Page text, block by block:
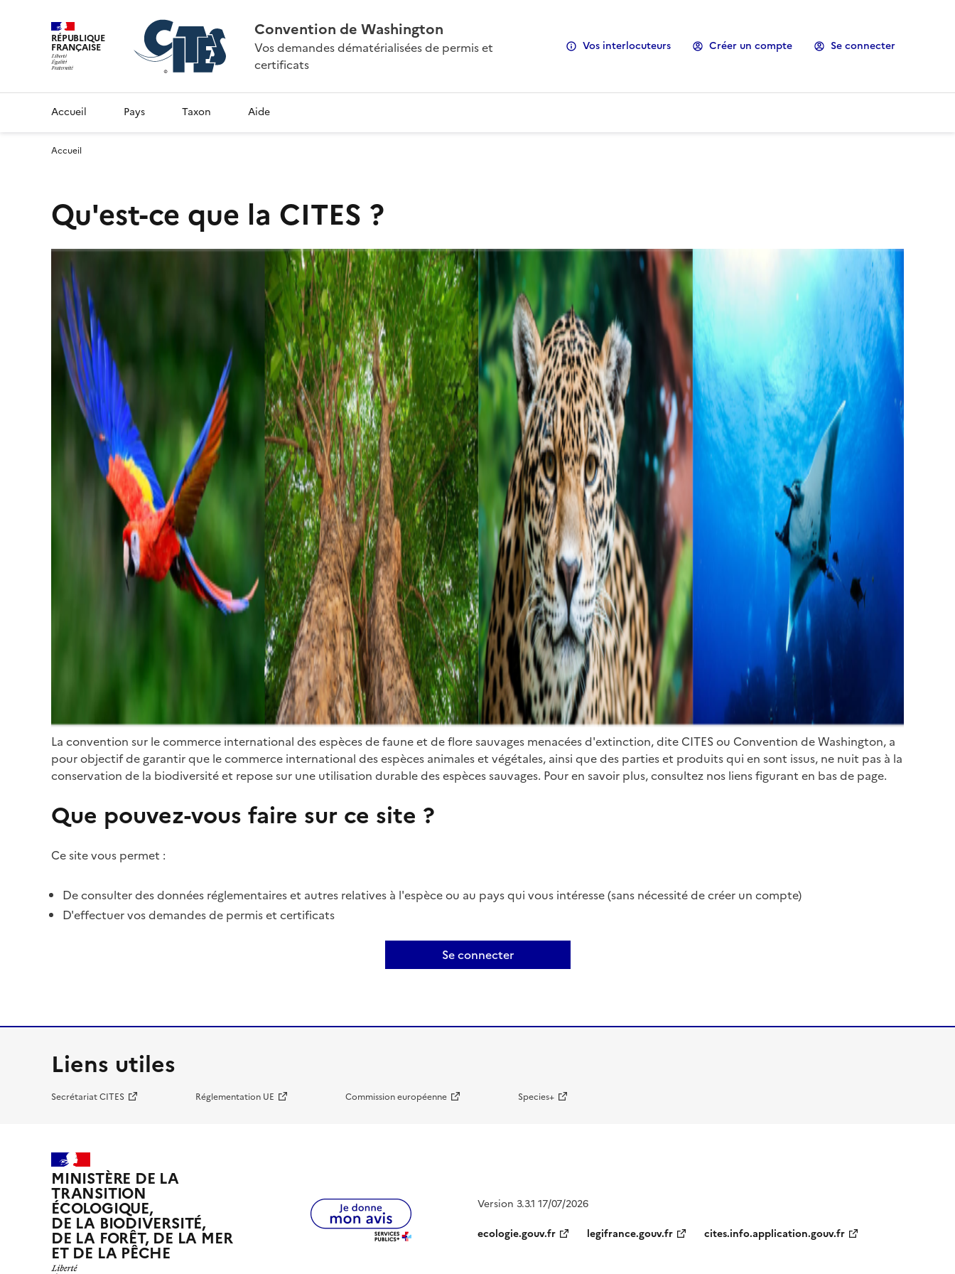
RÉPUBLIQUE
FRANÇAISE
Convention de Washington
Vos demandes dématérialisées de permis et
certificats
Vos interlocuteurs Créer un compte Se connecter
Accueil Pays Taxon Aide
Accueil
Qu'est-ce que la CITES ?
La convention sur le commerce international des espèces de faune et de flore sauvages menacées d'extinction, dite CITES ou Convention de Washington, a
pour objectif de garantir que le commerce international des espèces animales et végétales, ainsi que des parties et produits qui en sont issus, ne nuit pas à la
conservation de la biodiversité et repose sur une utilisation durable des espèces sauvages. Pour en savoir plus, consultez nos liens figurant en bas de page.
Que pouvez-vous faire sur ce site ?
Ce site vous permet :
De consulter des données réglementaires et autres relatives à l'espèce ou au pays qui vous intéresse (sans nécessité de créer un compte)
D'effectuer vos demandes de permis et certificats
Se connecter
Liens utiles
Secrétariat CITES Réglementation UE Commission européenne Species+
MINISTÈRE DE LA
TRANSITION
ÉCOLOGIQUE,
DE LA BIODIVERSITÉ,
DE LA FORÊT, DE LA MER
ET DE LA PÊCHE
Version 3.3.1 17/07/2026
ecologie.gouv.fr
legifrance.gouv.fr cites.info.application.gouv.fr